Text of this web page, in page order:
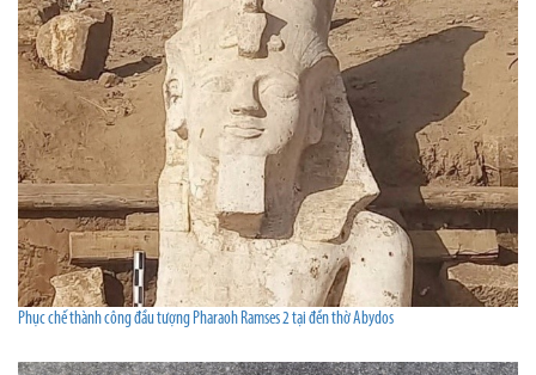
Phục chế thành công đầu tượng Pharaoh Ramses 2 tại đền thờ Abydos